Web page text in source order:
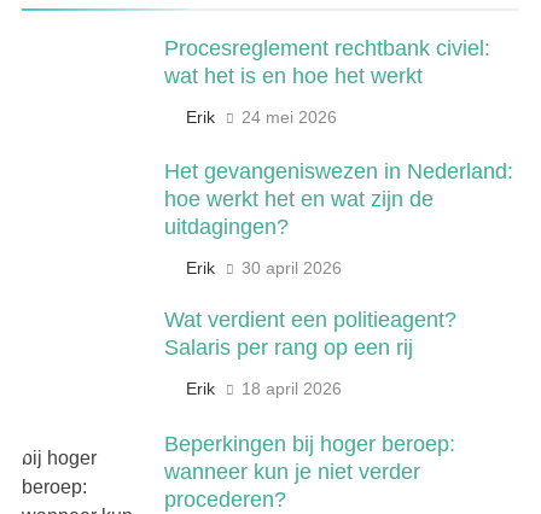
Procesreglement rechtbank civiel:
wat het is en hoe het werkt
Erik 24 mei 2026
Het gevangeniswezen in Nederland:
hoe werkt het en wat zijn de
uitdagingen?
Erik 30 april 2026
Wat verdient een politieagent?
Salaris per rang op een rij
Erik 18 april 2026
Beperkingen bij hoger beroep:
wanneer kun je niet verder
procederen?
De 538 Ochtendshow: dit moet je
ochtendduo van Nederland
MEDIA EN COMMUNICATIE
Kwantitatief of kwalitatief
ONDERWIJS, CULTUUR EN WETENSCHAP
operator? Salaris, factoren en
doorgroeimogelijkheden
TECHNIEK, PRODUCTIE EN BOUW